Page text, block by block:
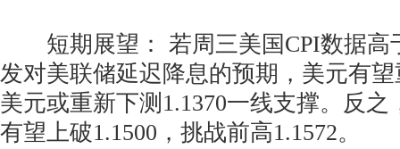
短期展望： 若周三美国CPI数据高
发对美联储延迟降息的预期，美元有
美元或重新下测1.1370一线支撑。反之
有望上破1.1500，挑战前高1.1572。